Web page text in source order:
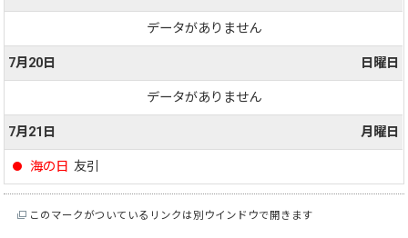
データがありません
7月20日 日曜日
データがありません
7月21日 月曜日
海の日 友引
このマークがついているリンクは別ウインドウで開きます